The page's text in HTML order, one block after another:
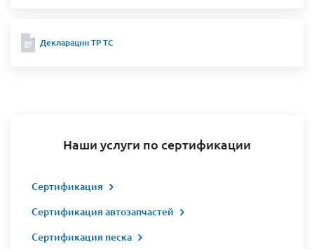
Декларации ТР ТС
Наши услуги по сертификации
Сертификация
Сертификация автозапчастей
Сертификация песка